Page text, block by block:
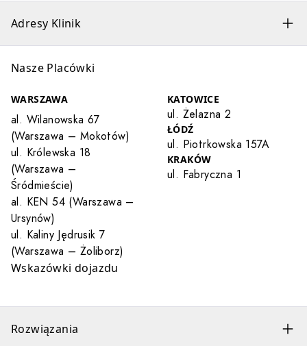
Adresy Klinik
Nasze Placówki
WARSZAWA
al. Wilanowska 67
(Warszawa – Mokotów)
ul. Królewska 18
(Warszawa –
Śródmieście)
al. KEN 54 (Warszawa –
Ursynów)
ul. Kaliny Jędrusik 7
(Warszawa – Żoliborz)
Wskazówki dojazdu
KATOWICE
ul. Żelazna 2
ŁÓDŹ
ul. Piotrkowska 157A
KRAKÓW
ul. Fabryczna 1
Rozwiązania